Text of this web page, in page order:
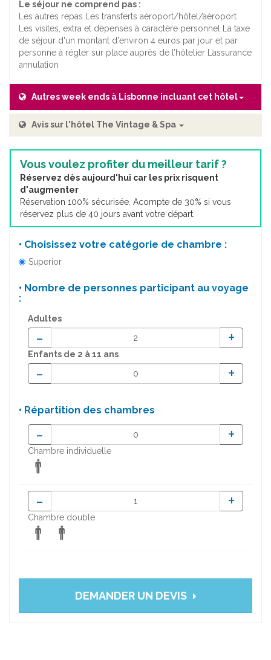
Le séjour ne comprend pas :
Les autres repas Les transferts aéroport/hôtel/aéroport
Les visites, extra et dépenses à caractère personnel La taxe
de séjour d'un montant d'environ 4 euros par jour et par
personne à régler sur place auprès de l’hôtelier L’assurance
annulation
Autres week ends à Lisbonne incluant cet hôtel
Avis sur l'hôtel The Vintage & Spa
Vous voulez profiter du meilleur tarif ?
Réservez dès aujourd'hui car les prix risquent
d'augmenter
Réservation 100% sécurisée. Acompte de 30% si vous
réservez plus de 40 jours avant votre départ.
• Choisissez votre catégorie de chambre :
Superior
• Nombre de personnes participant au voyage
:
Adultes
- +
Enfants de 2 à 11 ans
- +
• Répartition des chambres
- +
Chambre individuelle
- +
Chambre double
DEMANDER UN DEVIS